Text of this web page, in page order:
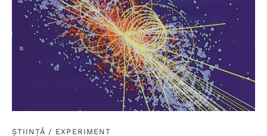
ȘTIINȚĂ / EXPERIMENT